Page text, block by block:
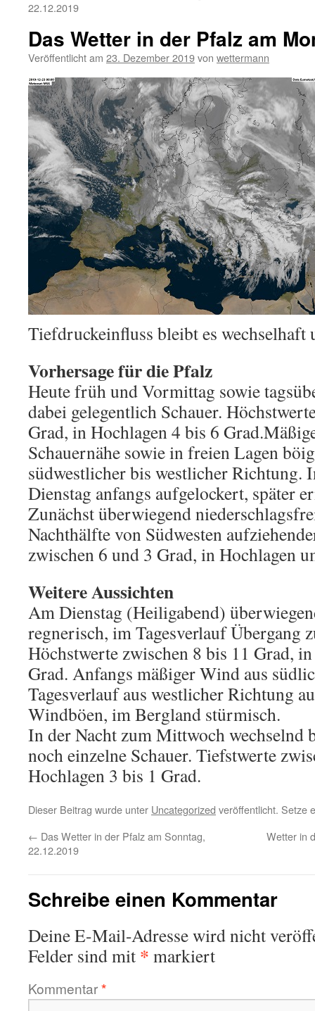
22.12.2019
Das Wetter in der Pfalz am
Veröffentlicht am 23. Dezember 2019von wettermann
Tiefdruckeinfluss bleibt es wechselhaft
Vorhersage für die Pfalz
Heute früh und Vormittag sowie
dabei gelegentlich Schauer.
Grad, in Hochlagen 4 bis 6
Schauernähe sowie in freien Lagen
südwestlicher bis westlicher Richtung.
Dienstag anfangs aufgelockert, später
Zunächst überwiegend
Nachthälfte von Südwesten
zwischen 6 und 3 Grad, in Hochlagen
Weitere Aussichten
Am Dienstag (Heiligabend)
regnerisch, im Tagesverlauf Übergang
Höchstwerte zwischen 8 bis 11 Grad,
Grad. Anfangs mäßiger Wind aus
Tagesverlauf aus westlicher Richtung
Windböen, im Bergland stürmisch.
In der Nacht zum Mittwoch wechselnd
noch einzelne Schauer. Tiefstwerte
Hochlagen 3 bis 1 Grad.
Dieser Beitrag wurde unter Uncategorized veröffentlicht. Setze
← Das Wetter in der Pfalz am Sonntag,
22.12.2019
Wetter in
Schreibe einen Kommentar
Deine E-Mail-Adresse wird nicht
Felder sind mit * markiert
Kommentar*